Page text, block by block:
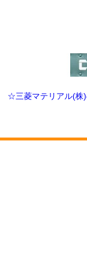
☆三菱マテリアル(株